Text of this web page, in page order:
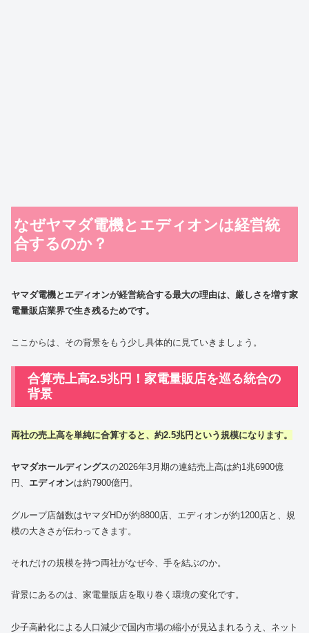
なぜヤマダ電機とエディオンは経営統
合するのか？
ヤマダ電機と エディオンが経営統合する最大の理由は、厳しさを増す家
電量販店業界で生き残るためです。
ここからは、その背景をもう少し具体的に見ていきましょう。
合算売上高2.5兆円！家電量販店を巡る統合の
背景
両社の売上高を単純に合算すると、約2.5兆円という規模になります。
ヤマダホールディングスの2026年3月期の連結売上高は約1兆6900億
円、 エディオンは約7900億円。
グループ店舗数はヤマダHDが約8800店、エディオンが約1200店と、規
模の大きさが伝わってきます。
それだけの規模を持つ両社がなぜ今、手を結ぶのか。
背景にあるのは、家電量販店を取り巻く環境の変化です。
少子高齢化による人口減少で国内市場の縮小が見込まれるうえ、ネット